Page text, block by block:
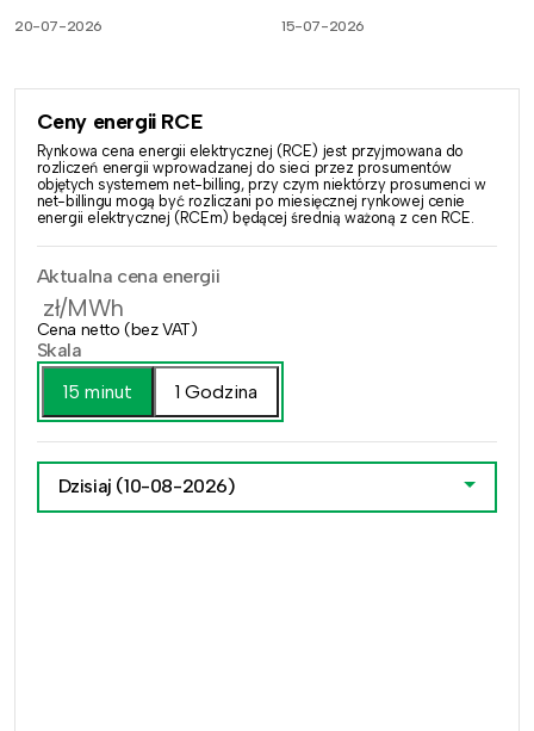
20-07-2026 15-07-2026
Ceny energii RCE
Rynkowa cena energii elektrycznej (RCE) jest przyjmowana do
rozliczeń energii wprowadzanej do sieci przez prosumentów
objętych systemem net-billing, przy czym niektórzy prosumenci w
net-billingu mogą być rozliczani po miesięcznej rynkowej cenie
energii elektrycznej (RCEm) będącej średnią ważoną z cen RCE.
Aktualna cena energii
zł/MWh
Cena netto (bez VAT)
Skala
15 minut
1 Godzina
Dzisiaj (10-08-2026)